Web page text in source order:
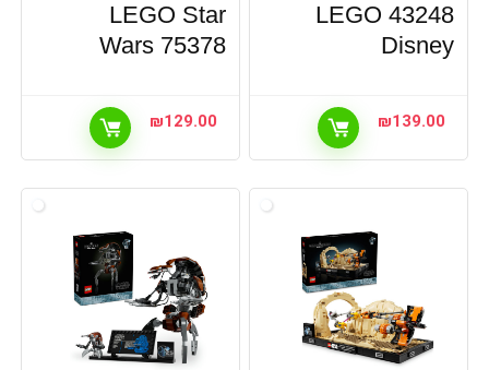
43248 LEGO
Disney
₪139.00
‏‎‎‎‎‎‎‎‎‏‎‎‎‎‎‎‎‎‎‎‎‏‎‎‎‎‎‎‎‎‏LEGO Star
Wars 75378
₪129.00